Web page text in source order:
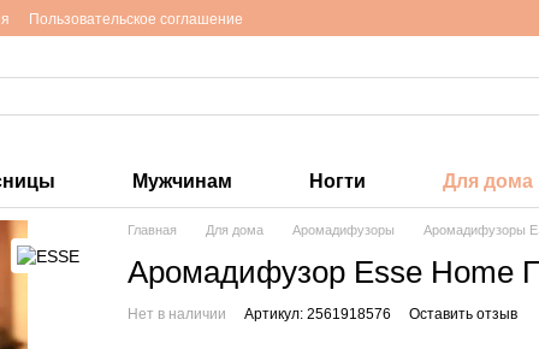
Пользовательское соглашение
Мужчинам Ногти Для дома
Главная Для дома Аромадифузоры Аромадифузоры
Аромадифузор Esse Home
Нет в наличии Артикул: 2561918576 Оставить отзыв